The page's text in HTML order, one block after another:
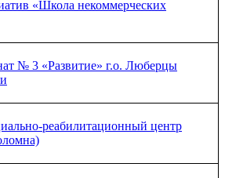
«Школа некоммерческих
(нажмите на ссылку).
№ 3 «Развитие» г.о. Люберцы
реабилитационный центр